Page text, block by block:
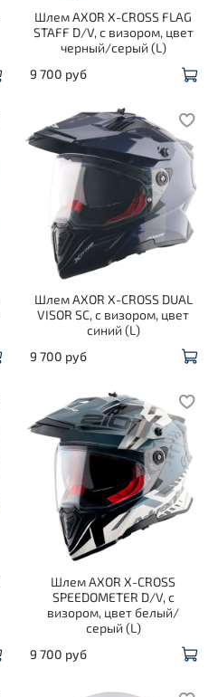
Шлем AXOR X-CROSS FLAG
STAFF D/V, с визором, цвет
черный/серый (L)
9 700 руб
Шлем AXOR X-CROSS DUAL
VISOR SC, с визором, цвет
синий (L)
9 700 руб
Шлем AXOR X-CROSS
SPEEDOMETER D/V, с
визором, цвет белый/
серый (L)
9 700 руб